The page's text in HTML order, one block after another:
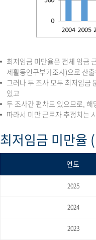
최저임금 미만율은 전체 임금
제활동인구부가조사)으로 산
그러나 두 조사 모두 최저임금
있고
두 조사간 편차도 있으므로, 해
따라서 미만 근로자 추정치는
최저임금 미만율
연도
2025
2024
2023